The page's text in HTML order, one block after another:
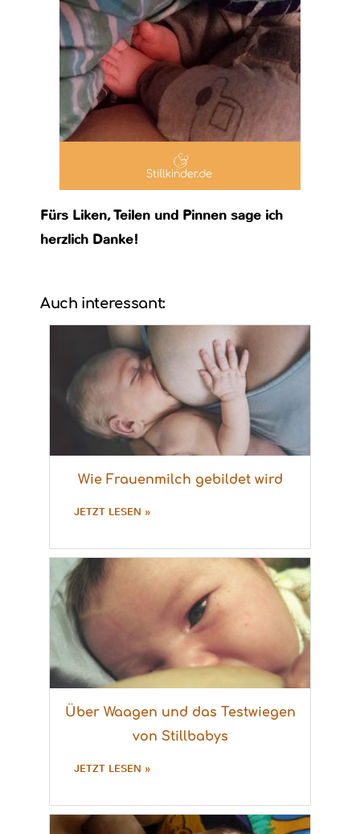
Fürs Liken, Teilen und Pinnen sage ich
herzlich Danke!
Auch interessant:
Wie Frauenmilch gebildet wird
JETZT LESEN »
Über Waagen und das Testwiegen
von Stillbabys
JETZT LESEN »